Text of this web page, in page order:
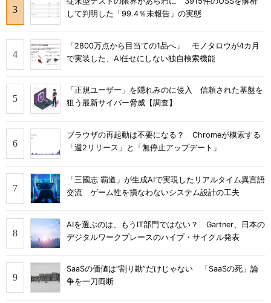
して判明した「99.4％未報告」の実態
「2800万点から目当ての1品へ」 モノタロウが4カ月
で実装した、AI任せにしない独自検索機能
「正規ユーザー」を隠れみのに侵入 信頼された基盤を
狙う最新サイバー脅威【調査】
ブラウザの再起動は不要になる？ Chromeが模索する
「週2リリース」と「無停止アップデート」
「三國志 覇道」が生成AIで実現したリアルタイム異言語
交流 ゲーム性を損なわないシステム設計の工夫
AIを選ぶのは、もうIT部門ではない？ Gartner、日本の
デジタルワークプレースのハイプ・サイクル発表
SaaSの価値は“割り勘”だけじゃない 「SaaSの死」論
争を一刀両断